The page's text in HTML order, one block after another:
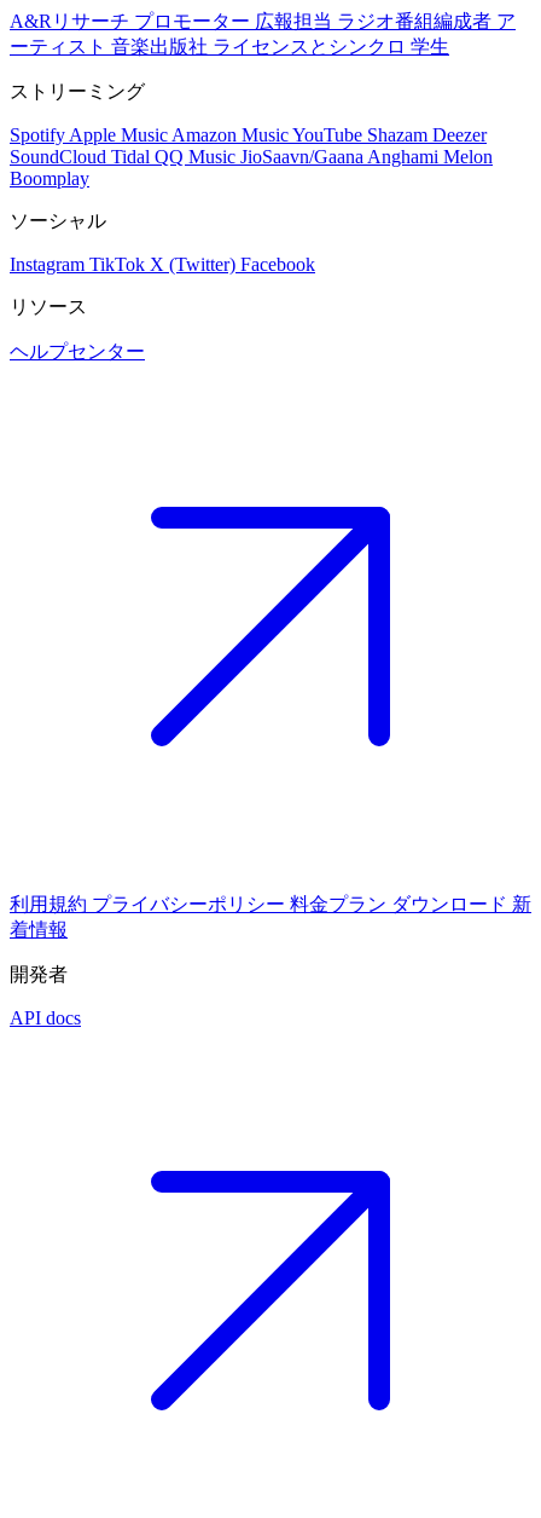
A&Rリサーチ プロモーター 広報担当 ラジオ番組編成者 ア
ーティスト 音楽出版社 ライセンスとシンクロ 学生
ストリーミング
Spotify Apple Music Amazon MusicYouTube Shazam Deezer
SoundCloud Tidal QQ Music JioSaavn/Gaana Anghami Melon
Boomplay
ソーシャル
Instagram TikTok X (Twitter) Facebook
リソース
ヘルプセンター
利用規約 プライバシーポリシー 料金プラン ダウンロード 新
着情報
開発者
API docs